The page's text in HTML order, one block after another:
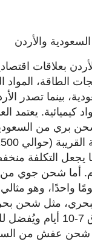
والأردن
بعلاقات
الطاقة، المواد
بينما تصدر
كيميائية. يعتمد
بري من
يجعل التكلفة
بين 2-5 أيام. أما شحن
واحدًا، وهو
مثل شحن
السعودية، يستغرق 7-
شحن عفش من